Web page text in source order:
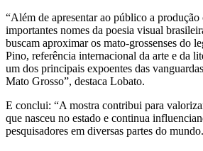
“Além de apresentar ao público a produção
importantes nomes da poesia visual
buscam aproximar os mato-grossenses do
Pino, referência internacional da arte e da
um dos principais expoentes das
Mato Grosso”, destaca Lobato.
E conclui: “A mostra contribui para
que nasceu no estado e continua
pesquisadores em diversas partes do